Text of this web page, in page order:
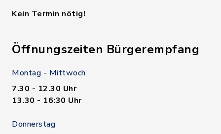
Kein Termin nötig!
Öffnungszeiten Bürgerempfang
Montag - Mittwoch
7.30 - 12.30 Uhr
13.30 - 16:30 Uhr
Donnerstag